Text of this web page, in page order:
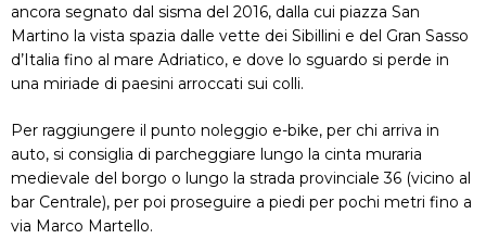
ancora segnato dal sisma del 2016, dalla cui piazza San
Martino la vista spazia dalle vette dei Sibillini e del Gran Sasso
d’Italia fino al mare Adriatico, e dove lo sguardo si perde in
una miriade di paesini arroccati sui colli.
Per raggiungere il punto noleggio e-bike, per chi arriva in
auto, si consiglia di parcheggiare lungo la cinta muraria
medievale del borgo o lungo la strada provinciale 36 (vicino al
bar Centrale), per poi proseguire a piedi per pochi metri fino a
via Marco Martello.